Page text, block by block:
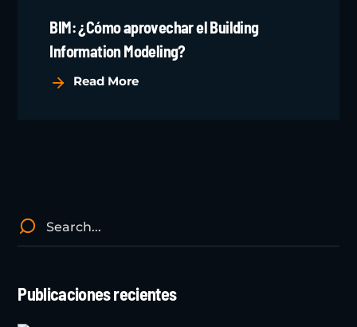
BIM: ¿Cómo aprovechar el Building
Information Modeling?
Read More
Publicaciones recientes